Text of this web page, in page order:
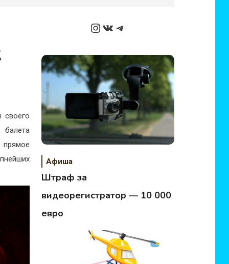
своего
прямое
Instagram
ВКонтакте
Telegram
Афиша
Штраф за
видеорегистратор — 10 000
евро